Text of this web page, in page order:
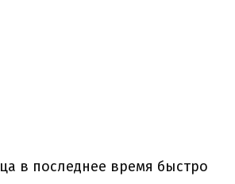
в последнее время быстро